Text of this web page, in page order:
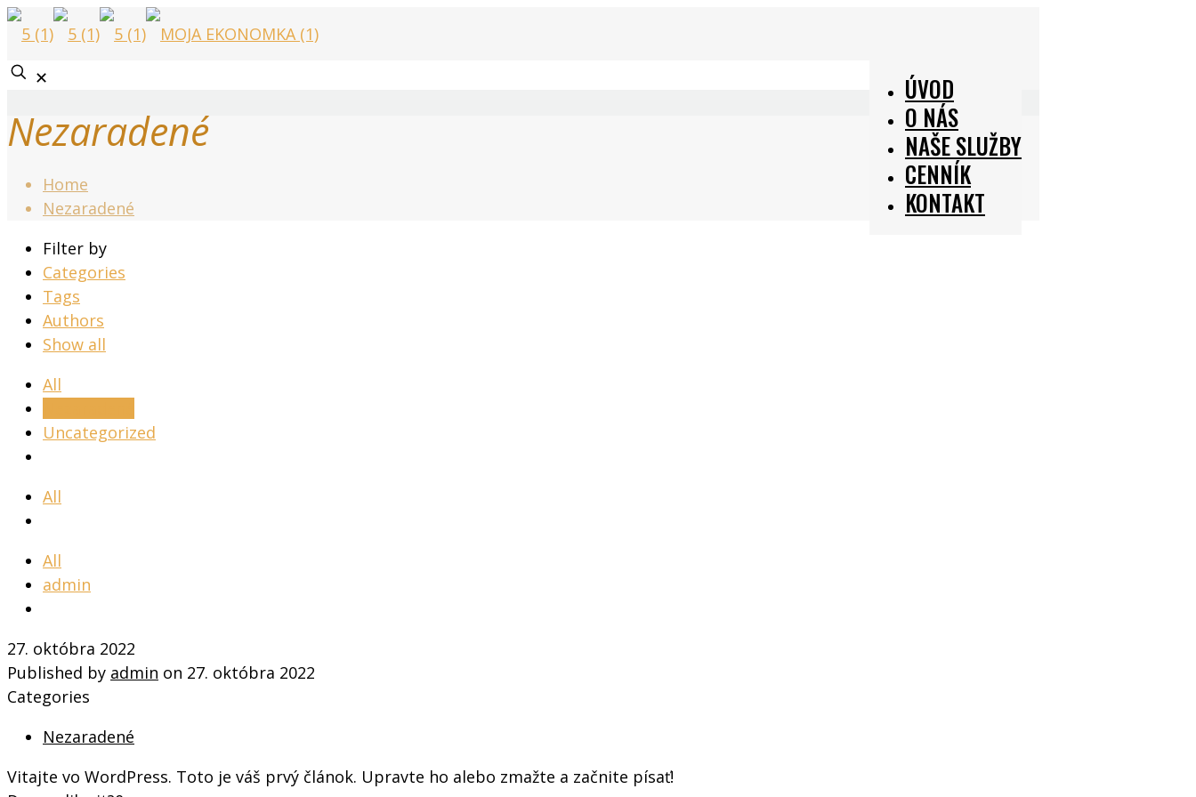
ÚVOD
O NÁS
NAŠE SLUŽBY
CENNÍK
KONTAKT
✕
Nezaradené
Home
Nezaradené
Filter by
Categories
Tags
Authors
Show all
All
Uncategorized
All
All
admin
27. októbra 2022
Published by admin on 27. októbra 2022
Categories
Nezaradené
Vitajte vo WordPress. Toto je váš prvý článok. Upravte ho alebo zmažte a začnite písať!